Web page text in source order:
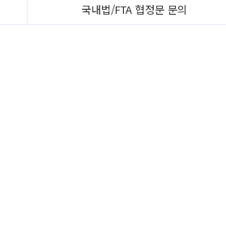
국내법/FTA 협정문 문의